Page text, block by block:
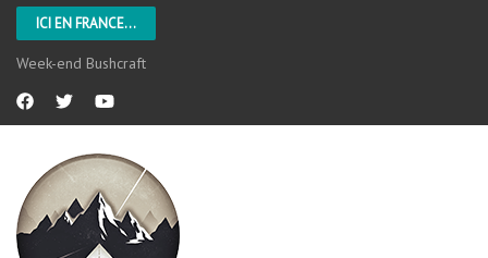
ICI EN FRANCE...
Week-end Bushcraft